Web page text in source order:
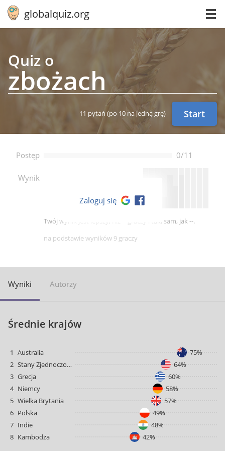
globalquiz.org
Quiz o
zbożach
11 pytań (po 10 na jedną grę) Start
Postęp 0/11
Wynik --
Twój wynik jest lepszy, niż -- graczy i taki sam, jak --.
na podstawie wyników 9 graczy
Zaloguj się
Wyniki Autorzy
Średnie krajów
1 Australia
75%
2
Stany Zjednoczone
64%
3 Grecja
60%
4 Niemcy
58%
5 Wielka Brytania
57%
6 Polska
49%
7 Indie
48%
8 Kambodża 42%